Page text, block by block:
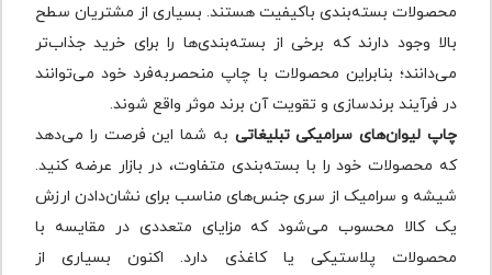
محصولات بسته‌بندی باکیفیت هستند. بسیاری از مشتریان سطح
بالا وجود دارند که برخی از بسته‌بندی‌ها را برای خرید جذاب‌تر
می‌دانند؛ بنابراین محصولات با چاپ منحصربه‌فرد خود می‌توانند
در فرآیند برندسازی و تقویت آن برند موثر واقع شوند.
چاپ لیوان‌های سرامیکی تبلیغاتی به شما این فرصت را می‌دهد
که محصولات خود را با بسته‌بندی متفاوت، در بازار عرضه کنید.
شیشه و سرامیک از سری جنس‌های مناسب برای نشان‌دادن ارزش
یک کالا محسوب می‌شود که مزایای متعددی در مقایسه با
محصولات پلاستیکی یا کاغذی دارد. اکنون بسیاری از